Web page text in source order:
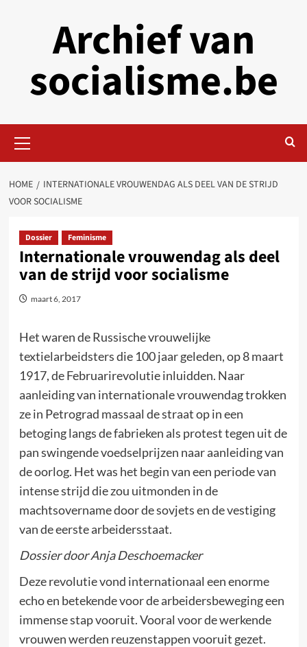
Archief van
socialisme.be
Menu
HOME
INTERNATIONALE VROUWENDAG ALS DEEL VAN DE STRIJD
VOOR SOCIALISME
Dossier Feminisme
Internationale vrouwendag als deel
van de strijd voor socialisme
maart 6, 2017
Het waren de Russische vrouwelijke
textielarbeidsters die 100 jaar geleden, op 8 maart
1917, de Februarirevolutie inluidden. Naar
aanleiding van internationale vrouwendag trokken
ze in Petrograd massaal de straat op in een
betoging langs de fabrieken als protest tegen uit de
pan swingende voedselprijzen naar aanleiding van
de oorlog. Het was het begin van een periode van
intense strijd die zou uitmonden in de
machtsovername door de sovjets en de vestiging
van de eerste arbeidersstaat.
Dossier door Anja Deschoemacker
Deze revolutie vond internationaal een enorme
echo en betekende voor de arbeidersbeweging een
immense stap vooruit. Vooral voor de werkende
vrouwen werden reuzenstappen vooruit gezet.